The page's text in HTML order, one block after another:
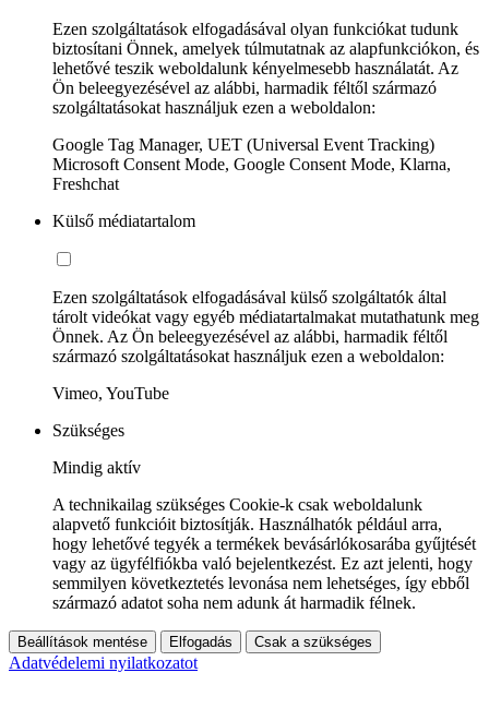
Ezen szolgáltatások elfogadásával olyan funkciókat tudunk
biztosítani Önnek, amelyek túlmutatnak az alapfunkciókon, és
lehetővé teszik weboldalunk kényelmesebb használatát. Az
Ön beleegyezésével az alábbi, harmadik féltől származó
szolgáltatásokat használjuk ezen a weboldalon:
Google Tag Manager, UET (Universal Event Tracking)
Microsoft Consent Mode, Google Consent Mode, Klarna,
Freshchat
Külső médiatartalom
Ezen szolgáltatások elfogadásával külső szolgáltatók által
tárolt videókat vagy egyéb médiatartalmakat mutathatunk meg
Önnek. Az Ön beleegyezésével az alábbi, harmadik féltől
származó szolgáltatásokat használjuk ezen a weboldalon:
Vimeo, YouTube
Szükséges
Mindig aktív
A technikailag szükséges Cookie-k csak weboldalunk
alapvető funkcióit biztosítják. Használhatók például arra,
hogy lehetővé tegyék a termékek bevásárlókosarába gyűjtését
vagy az ügyfélfiókba való bejelentkezést. Ez azt jelenti, hogy
semmilyen következtetés levonása nem lehetséges, így ebből
származó adatot soha nem adunk át harmadik félnek.
Beállítások mentése Elfogadás Csak a szükséges
Adatvédelemi nyilatkozatot